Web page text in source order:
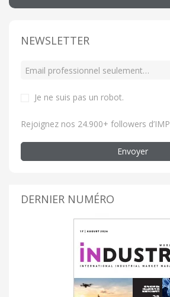
NEWSLETTER
Je ne suis pas un robot.
Rejoignez nos 24.900+ followers d’IMP
Envoyer
DERNIER NUMÉRO